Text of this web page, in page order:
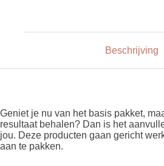
Beschrijving
Geniet je nu van het basis pakket,
resultaat behalen? Dan is het
jou. Deze producten gaan gericht
aan te pakken.